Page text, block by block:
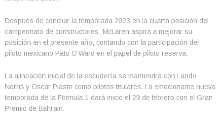
Después de concluir la temporada 2023 en la cuarta posición del
campeonato de constructores, McLaren aspira a mejorar su
posición en el presente año, contando con la participación del
piloto mexicano Pato O’Ward en el papel de piloto reserva.
La alineación inicial de la escudería se mantendrá con Lando
Norris y Oscar Piastri como pilotos titulares. La emocionante nueva
temporada de la Fórmula 1 dará inicio el 29 de febrero con el Gran
Premio de Bahrain.